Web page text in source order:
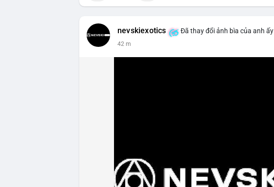
📰 Nguồn: Cointelegraph
nevskiexotics Đã thay đổi ảnh bìa của anh ấy
42 m